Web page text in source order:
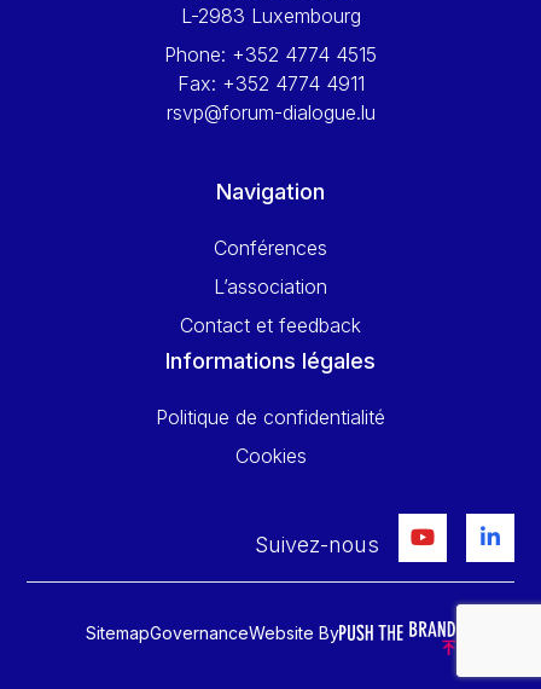
L-2983 Luxembourg
Phone: +352 4774 4515
Fax: +352 4774 4911
rsvp@forum-dialogue.lu
Navigation
Conférences
L’association
Contact et feedback
Informations légales
Politique de confidentialité
Cookies
Suivez-nous
SitemapGovernanceWebsite By